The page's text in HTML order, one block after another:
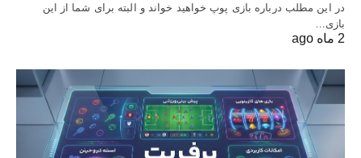
در این مطلب درباره بازی پوپ خواهید خواند و البته برای شما از این
بازی…
2 ماه ago